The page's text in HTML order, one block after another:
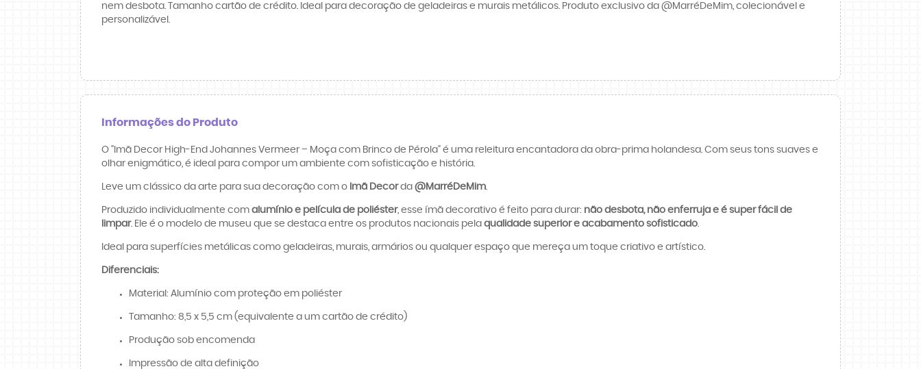
nem desbota. Tamanho cartão de crédito. Ideal para decoração de geladeiras e murais metálicos. Produto exclusivo da @MarréDeMim, colecionável e
personalizável.
Informações do Produto
O "Imã Decor High-End Johannes Vermeer – Moça com Brinco de Pérola" é uma releitura encantadora da obra-prima holandesa. Com seus tons suaves e
olhar enigmático, é ideal para compor um ambiente com sofisticação e história.
Leve um clássico da arte para sua decoração com o Imã Decorda @MarréDeMim.
Produzido individualmente com alumínio e película de poliéster, esse ímã decorativo é feito para durar: não desbota, não enferruja e é super fácil de
limpar. Ele é o modelo de museu que se destaca entre os produtos nacionais pela qualidade superior e acabamento sofisticado.
Ideal para superfícies metálicas como geladeiras, murais, armários ou qualquer espaço que mereça um toque criativo e artístico.
Diferenciais:
Material: Alumínio com proteção em poliéster
Tamanho: 8,5 x 5,5 cm (equivalente a um cartão de crédito)
Produção sob encomenda
Impressão de alta definição